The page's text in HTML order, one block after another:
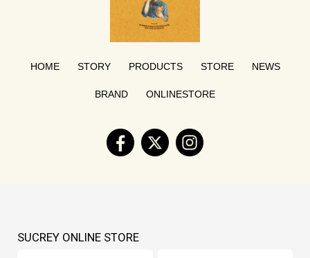
HOME STORY PRODUCTS STORE NEWS
BRAND ONLINESTORE
SUCREY ONLINE STORE